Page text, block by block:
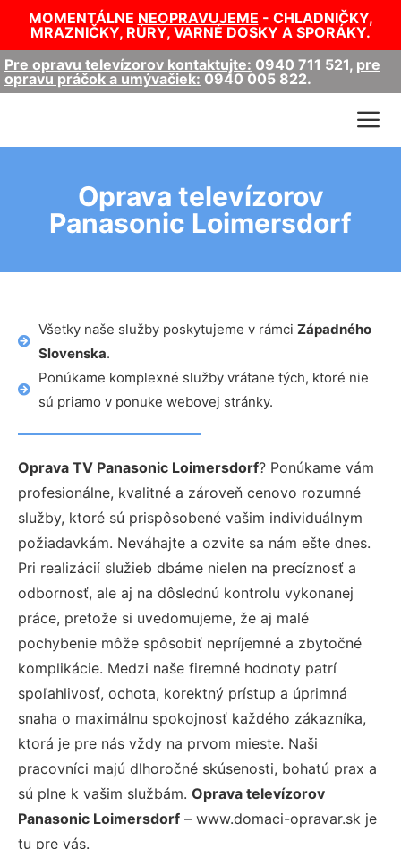
MOMENTÁLNE NEOPRAVUJEME - CHLADNIČKY,
MRAZNIČKY, RÚRY, VARNÉ DOSKY A SPORÁKY.
Pre opravu televízorov kontaktujte: 0940 711 521, pre
opravu práčok a umývačiek: 0940 005 822.
Oprava televízorov
Panasonic Loimersdorf
Všetky naše služby poskytujeme v rámci Západného
Slovenska.
Ponúkame komplexné služby vrátane tých, ktoré nie
sú priamo v ponuke webovej stránky.
Oprava TV Panasonic Loimersdorf? Ponúkame vám
profesionálne, kvalitné a zároveň cenovo rozumné
služby, ktoré sú prispôsobené vašim individuálnym
požiadavkám. Neváhajte a ozvite sa nám ešte dnes.
Pri realizácií služieb dbáme nielen na precíznosť a
odbornosť, ale aj na dôslednú kontrolu vykonanej
práce, pretože si uvedomujeme, že aj malé
pochybenie môže spôsobiť nepríjemné a zbytočné
komplikácie. Medzi naše firemné hodnoty patrí
spoľahlivosť, ochota, korektný prístup a úprimná
snaha o maximálnu spokojnosť každého zákazníka,
ktorá je pre nás vždy na prvom mieste. Naši
pracovníci majú dlhoročné skúsenosti, bohatú prax a
sú plne k vašim službám. Oprava televízorov
Panasonic Loimersdorf – www.domaci-opravar.sk je
tu pre vás.